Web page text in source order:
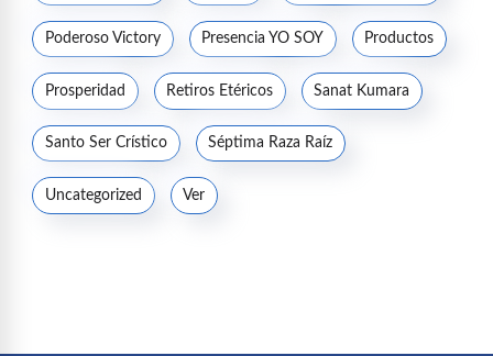
Poderoso Victory Presencia YO SOY Productos
Prosperidad Retiros Etéricos Sanat Kumara
Santo Ser Crístico Séptima Raza Raíz
Uncategorized Ver